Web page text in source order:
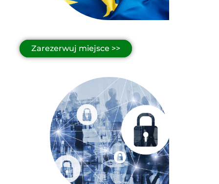
Zarezerwuj miejsce >>